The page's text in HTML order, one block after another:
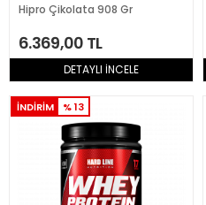
Hipro Çikolata 908 Gr
6.369,00 TL
DETAYLI İNCELE
İNDİRİM % 13